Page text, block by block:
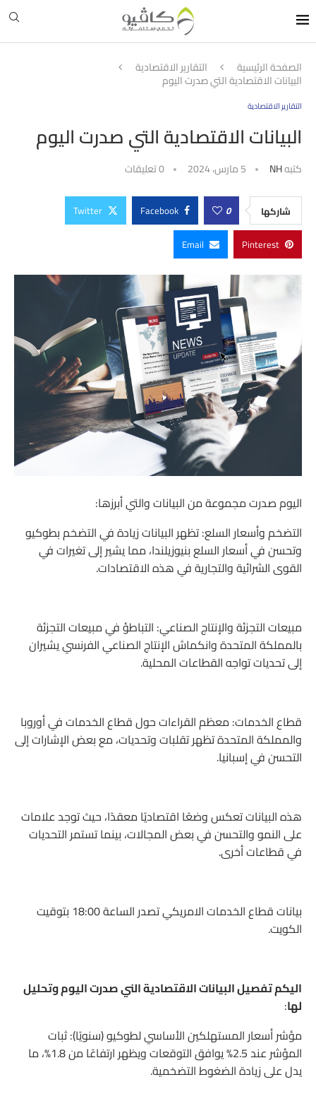
الصفحة الرئيسية التقارير الاقتصادية
البيانات الاقتصادية التي صدرت اليوم
التقارير الاقتصادية
البيانات الاقتصادية التي صدرت اليوم
كتبهNH 5 مارس، 2024 0 تعليقات
شاركها 0
Facebook
Twitter
Pinterest
Email
اليوم صدرت مجموعة من البيانات والتي أبرزها:
التضخم وأسعار السلع: تظهر البيانات زيادة في التضخم بطوكيو
وتحسن في أسعار السلع بنيوزيلندا، مما يشير إلى تغيرات في
القوى الشرائية والتجارية في هذه الاقتصادات.
مبيعات التجزئة والإنتاج الصناعي: التباطؤ في مبيعات التجزئة
بالمملكة المتحدة وانكماش الإنتاج الصناعي الفرنسي يشيران
إلى تحديات تواجه القطاعات المحلية.
قطاع الخدمات: معظم القراءات حول قطاع الخدمات في أوروبا
والمملكة المتحدة تظهر تقلبات وتحديات، مع بعض الإشارات إلى
التحسن في إسبانيا.
هذه البيانات تعكس وضعًا اقتصاديًا معقدًا، حيث توجد علامات
على النمو والتحسن في بعض المجالات، بينما تستمر التحديات
في قطاعات أخرى.
بيانات قطاع الخدمات الامريكي تصدر الساعة 18:00 بتوقيت
الكويت.
اليكم تفصيل البيانات الاقتصادية الني صدرت اليوم وتحليل
لها:
مؤشر أسعار المستهلكين الأساسي لطوكيو (سنويًا): ثبات
المؤشر عند 2.5% يوافق التوقعات ويظهر ارتفاعًا من 1.8%، ما
يدل على زيادة الضغوط التضخمية.